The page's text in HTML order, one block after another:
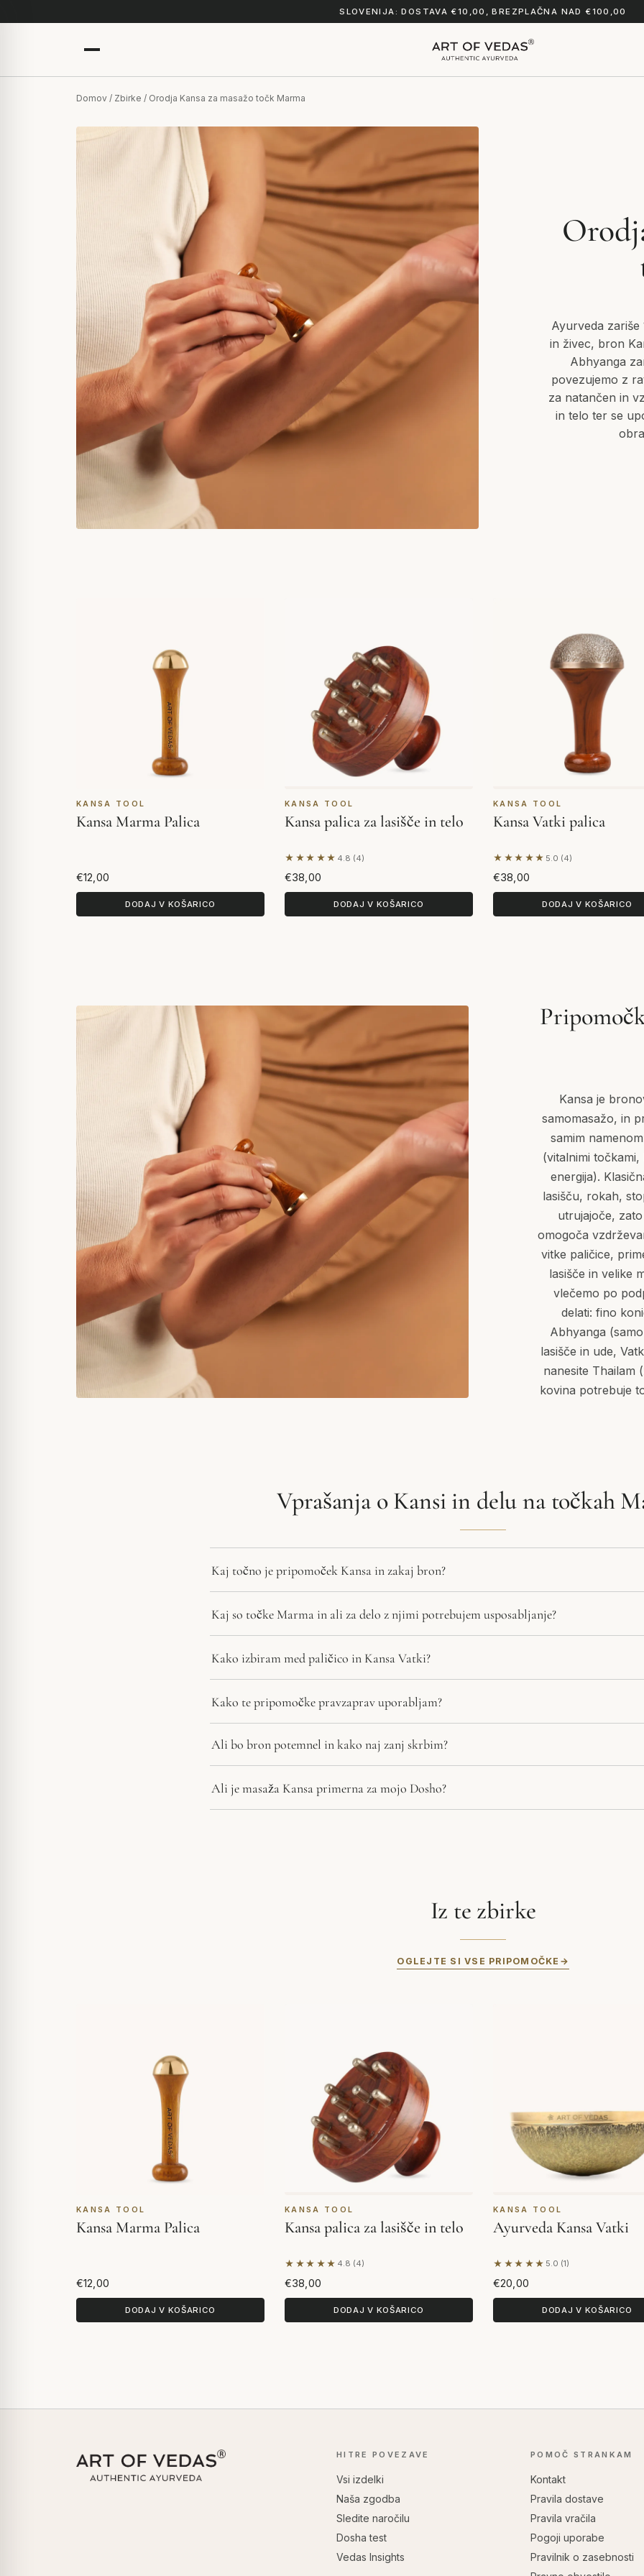
SLOVENIJA: DOSTAVA €10,00, BREZPLAČNA NAD €100,00
Domov / Zbirke / Orodja Kansa za masažo točk Marma
Ayurveda
in živec, bron
Abhyanga
povezujemo z
za natančen in
in telo ter se
KANSA TOOL
Kansa Marma Palica
€12,00
DODAJ V KOŠARICO
KANSA TOOL
Kansa palica za lasišče in telo
★★★★★ 4.8 (4)
Na podlagi 4 mnenj
€38,00
DODAJ V KOŠARICO
KANSA TOOL
Kansa Vatki palica
★★★★★ 5.0 (4)
Na podlagi 4 mnenj
€38,00
DODAJ V KOŠARICO
Kansa je
samomasažo, in
samim
(vitalnimi
energija).
lasišču, rokah,
utrujajoče,
omogoča
vitke paličice,
lasišče in velike
vlečemo po
delati: fino
Abhyanga
lasišče in ude,
nanesite Thailam
kovina potrebuje
Vprašanja o Kansi in delu na točkah
Kaj točno je pripomoček Kansa in zakaj bron?
Kaj so točke Marma in ali za delo z njimi potrebujem usposabljanje?
Kako izbiram med paličico in Kansa Vatki?
Kako te pripomočke pravzaprav uporabljam?
Ali bo bron potemnel in kako naj zanj skrbim?
Ali je masaža Kansa primerna za mojo Dosho?
Iz te zbirke
OGLEJTE SI VSE PRIPOMOČKE
KANSA TOOL
Kansa Marma Palica
€12,00
DODAJ V KOŠARICO
KANSA TOOL
Kansa palica za lasišče in telo
★★★★★ 4.8 (4)
Na podlagi 4 mnenj
€38,00
DODAJ V KOŠARICO
KANSA TOOL
Ayurveda Kansa Vatki
★★★★★ 5.0 (1)
Na podlagi 1 mnenja
€20,00
DODAJ V KOŠARICO
HITRE POVEZAVE
Vsi izdelki
Naša zgodba
Sledite naročilu
Dosha test
Vedas Insights
POMOČ STRANKAM
Kontakt
Pravila dostave
Pravila vračila
Pogoji uporabe
Pravilnik o zasebnosti